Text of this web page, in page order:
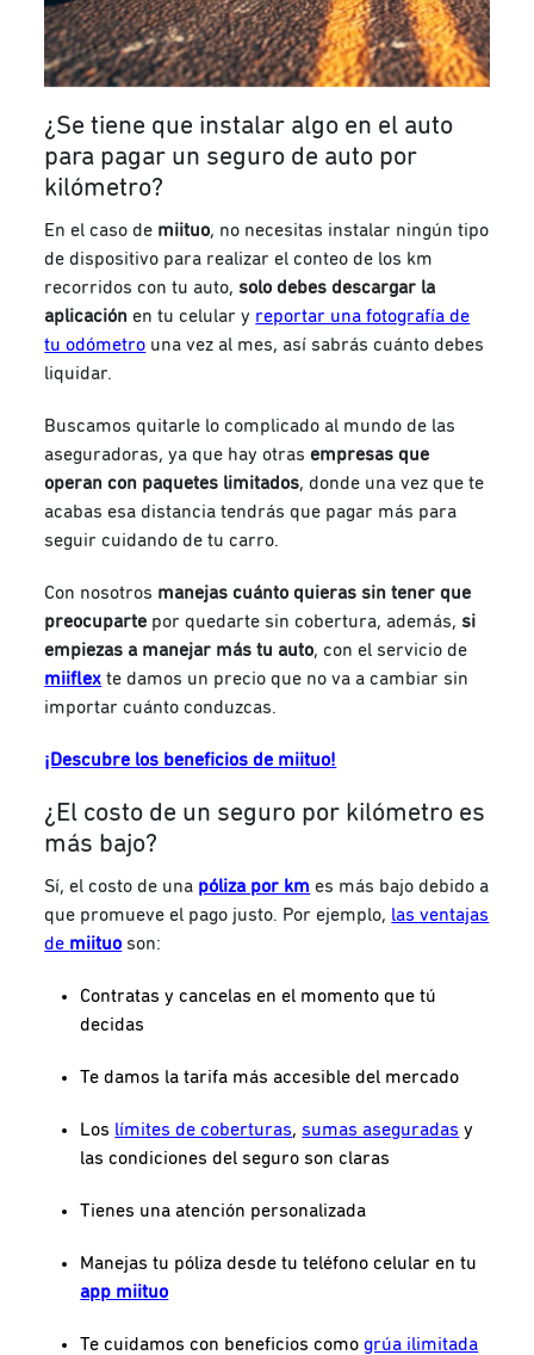
¿Se tiene que instalar algo en el auto
para pagar un seguro de auto por
kilómetro?
En el caso de miituo, no necesitas instalar ningún tipo
de dispositivo para realizar el conteo de los km
recorridos con tu auto,solo debes descargar la
aplicaciónen tu celular y reportar una fotografía de
tu odómetro una vez al mes, así sabrás cuánto debes
liquidar.
Buscamos quitarle lo complicado al mundo de las
aseguradoras, ya que hay otrasempresas que
operan con paquetes limitados, donde una vez que te
acabas esa distancia tendrás que pagar más para
seguir cuidando de tu carro.
Con nosotros manejas cuánto quieras sin tener que
preocuparte por quedarte sin cobertura, además,si
empiezas a manejar más tu auto, con el servicio de
miiflex te damos un precio que no va a cambiar sin
importar cuánto conduzcas.
¡Descubre los beneficios de miituo!
¿El costo de un seguro por kilómetro es
más bajo?
Sí, el costo de una póliza por km es más bajo debido a
que promueve el pago justo. Por ejemplo, las ventajas
de miituo son:
Contratas y cancelas en el momento que tú
decidas
Te damos la tarifa más accesible del mercado
Los límites de coberturas, sumas aseguradas y
las condiciones del seguro son claras
Tienes una atención personalizada
Manejas tu póliza desde tu teléfono celular en tu
app miituo
Te cuidamos con beneficios como grúa ilimitada